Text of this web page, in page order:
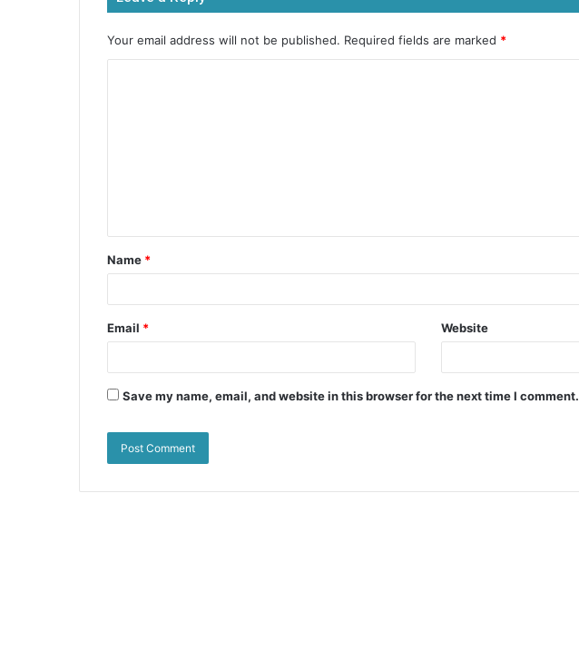
o
o
k
p
p
n
g
er
Your email address will not be published. Required fields are marked *
Name *
Email * Website
Save my name, email, and website in this browser for the next time I comment.